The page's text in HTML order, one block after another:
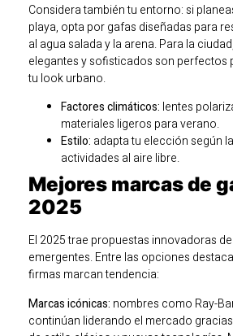
Considera también tu entorno: si
playa, opta por gafas diseñadas para
al agua salada y la arena. Para la
elegantes y sofisticados son perfectos
tu look urbano.
Factores climáticos: lentes
materiales ligeros para verano.
Estilo: adapta tu elección según
actividades al aire libre.
Mejores marcas de
2025
El 2025 trae propuestas innovadoras
emergentes. Entre las opciones
firmas marcan tendencia:
Marcas icónicas: nombres como Ray-
continúan liderando el mercado